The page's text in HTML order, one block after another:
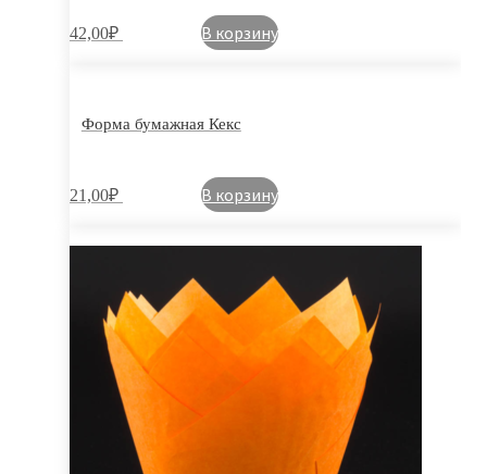
42,00₽ В корзину
Форма бумажная Кекс
21,00₽ В корзину